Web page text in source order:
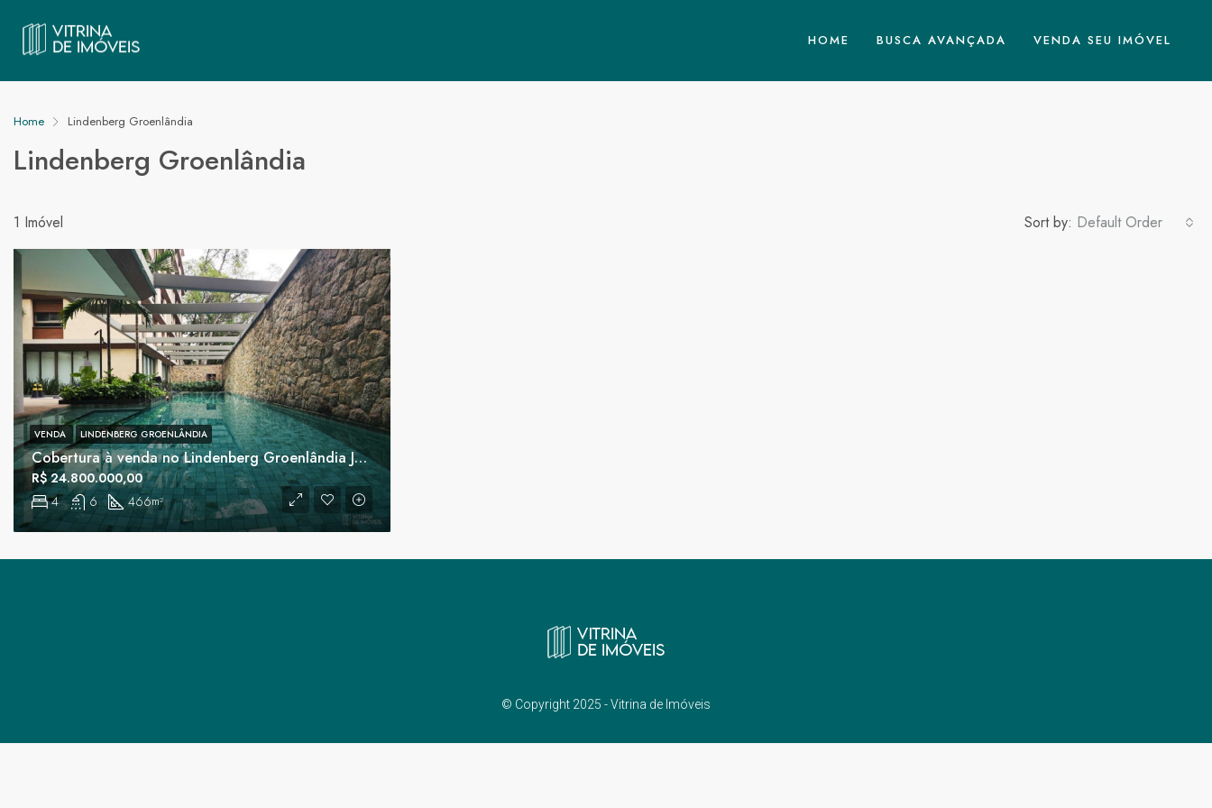
HOME BUSCA AVANÇADA VENDA SEU IMÓVEL
Home Lindenberg Groenlândia
Lindenberg Groenlândia
1 Imóvel Sort by: Default Order
Cobertura à venda no Lindenberg Groenlândia Jardim América
4 6 466m²
R$ 24.800.000,00
VENDA LINDENBERG GROENLÂNDIA
© Copyright 2025 - Vitrina de Imóveis